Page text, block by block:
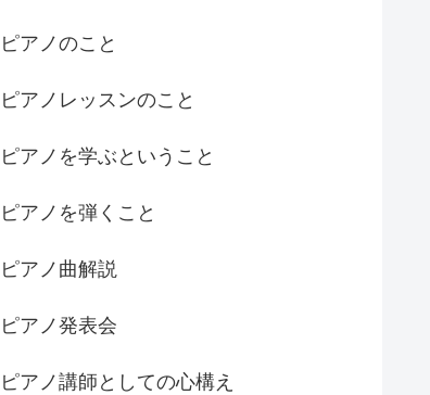
ピアノのこと
ピアノレッスンのこと
ピアノを学ぶということ
ピアノを弾くこと
ピアノ曲解説
ピアノ発表会
ピアノ講師としての心構え